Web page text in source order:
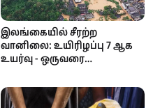
இலங்கையில் சீரற்ற
வானிலை: உயிரிழப்பு 7 ஆக
உயர்வு - ஒருவரை
நுவரெலியா
பாடசாலைகளுக்கு விடுமுறை